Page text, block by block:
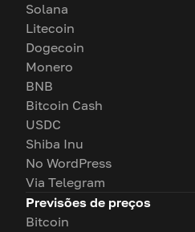
Solana
Litecoin
Dogecoin
Monero
BNB
Bitcoin Cash
USDC
Shiba Inu
No WordPress
Via Telegram
Previsões de preços
Bitcoin